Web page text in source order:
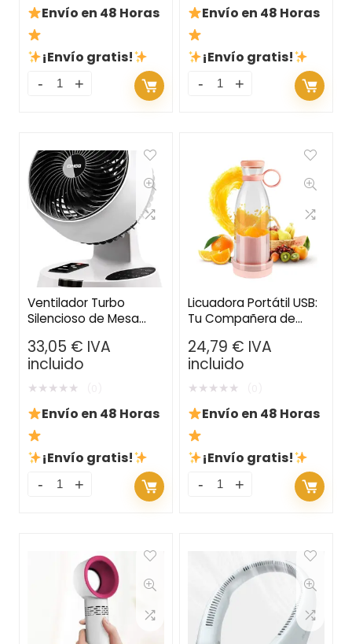
Envío en 48 Horas
¡Envío gratis!
Envío en 48 Horas
¡Envío gratis!
Ventilador Turbo
Silencioso de Mesa
3D – Temporizador,
Mando a Distancia y
Oscilación
33,05 € IVA
incluido
★★★★★
Envío en 48 Horas
¡Envío gratis!
Licuadora Portátil USB:
Tu Compañera de
Zumos Frescos
24,79 € IVA
incluido
★★★★★
Envío en 48 Horas
¡Envío gratis!